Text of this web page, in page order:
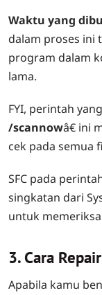
Waktu yang
dalam proses ini
program dalam
lama.
FYI, perintah
/scannowâ€ ini
cek pada semua
SFC pada
singkatan dari
untuk
3. Cara
Apabila kamu